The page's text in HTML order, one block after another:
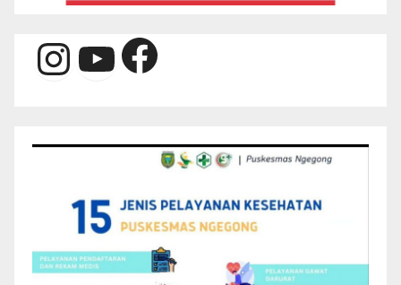
Instagram
YouTube
Facebook